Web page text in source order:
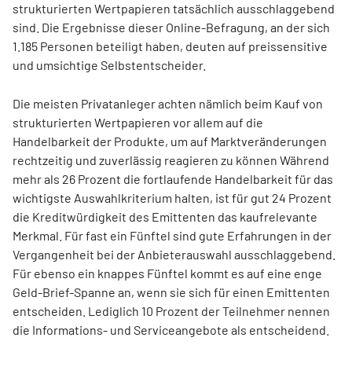
strukturierten Wertpapieren tatsächlich ausschlaggebend
sind. Die Ergebnisse dieser Online-Befragung, an der sich
1.185 Personen beteiligt haben, deuten auf preissensitive
und umsichtige Selbstentscheider.
Die meisten Privatanleger achten nämlich beim Kauf von
strukturierten Wertpapieren vor allem auf die
Handelbarkeit der Produkte, um auf Marktveränderungen
rechtzeitig und zuverlässig reagieren zu können Während
mehr als 26 Prozent die fortlaufende Handelbarkeit für das
wichtigste Auswahlkriterium halten, ist für gut 24 Prozent
die Kreditwürdigkeit des Emittenten das kaufrelevante
Merkmal. Für fast ein Fünftel sind gute Erfahrungen in der
Vergangenheit bei der Anbieterauswahl ausschlaggebend.
Für ebenso ein knappes Fünftel kommt es auf eine enge
Geld-Brief-Spanne an, wenn sie sich für einen Emittenten
entscheiden. Lediglich 10 Prozent der Teilnehmer nennen
die Informations- und Serviceangebote als entscheidend.